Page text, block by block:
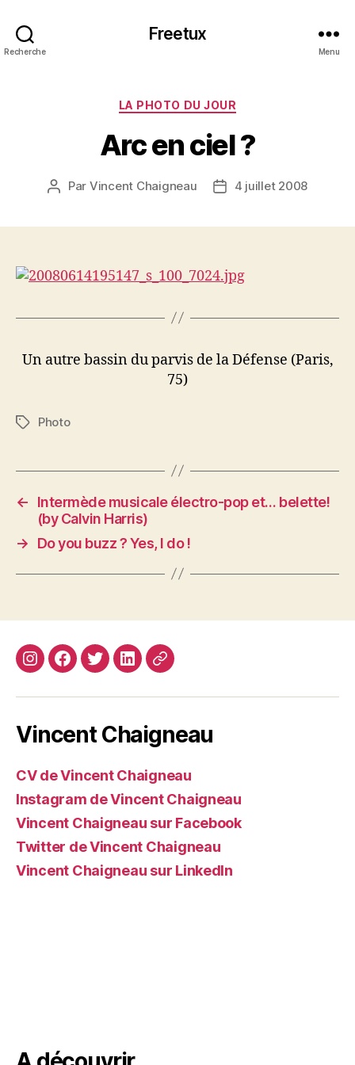
Recherche
Freetux
Menu
Catégories
LA PHOTO DU JOUR
Arc en ciel ?
Auteur
Par Vincent Chaigneau
Date4 juillet 2008
Un autre bassin du parvis de la Défense (Paris,
75)
Étiquettes
Photo
←
Intermède musicale électro-pop et… belette!
(by Calvin Harris)
→
Do you buzz ? Yes, I do !
InstagramFacebook
TwitterLinkedin
Site
Vincent Chaigneau
CV de Vincent Chaigneau
Instagram de Vincent Chaigneau
Vincent Chaigneau sur Facebook
Twitter de Vincent Chaigneau
Vincent Chaigneau sur LinkedIn